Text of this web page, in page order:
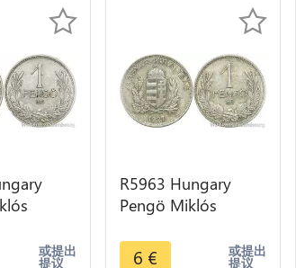
offer
或提出
提议
R5963 Hungary
Pengö Miklós
Silver -> Make offer
6 € 或提出
提议